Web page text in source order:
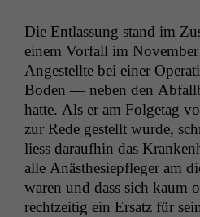
Die Ent­las­sung stand im
einem Vor­fall im
Angestellte bei ein­er
Boden — neben den
hat­te. Als er am Fol­ge­tag
zur Rede gestellt wurde,
liess daraufhin das
alle Anäs­the­siepfleger am
waren und dass sich kaum
rechtzeit­ig ein Ersatz für